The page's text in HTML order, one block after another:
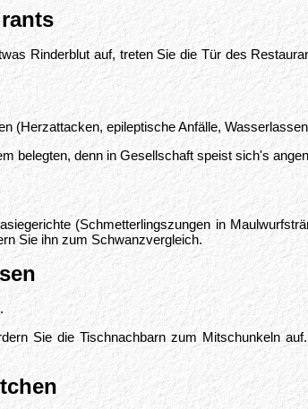
Rinderblut auf, treten Sie die Tür des
(Herzattacken, epileptische Anfälle,
belegten, denn in Gesellschaft speist sich's
(Schmetterlingszungen in
Sie ihn zum Schwanzvergleich.
Sie die Tischnachbarn zum Mitschunkeln